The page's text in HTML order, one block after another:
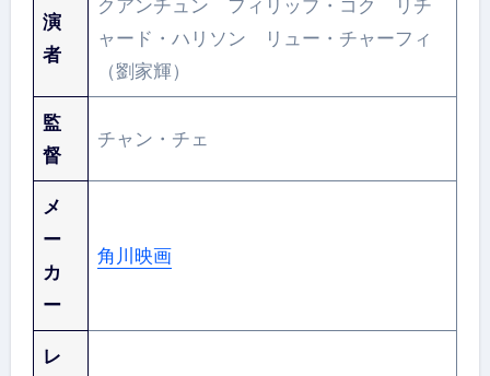
演
者
クアンチュン フィリップ・コク リチ
ャード・ハリソン リュー・チャーフィ
（劉家輝）
監
督
チャン・チェ
メ
ー
カ
ー
角川映画
レ